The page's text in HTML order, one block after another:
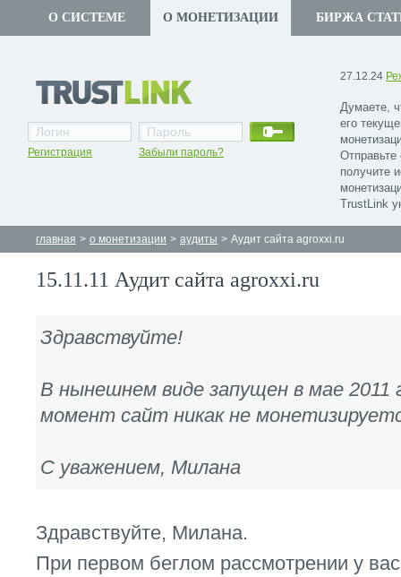
О СИСТЕМЕ О МОНЕТИЗАЦИИ БИРЖА
27.12.24
Думаете,
его
получите
TrustLink
Регистрация Забыли пароль?
главная > о монетизации > аудиты > Аудит сайта agroxxi.ru
15.11.11 Аудит сайта agroxxi.ru
Здравствуйте!
В нынешнем виде запущен в мае
момент сайт никак не
С уважением, Милана
Здравствуйте, Милана.
При первом беглом рассмотрении у